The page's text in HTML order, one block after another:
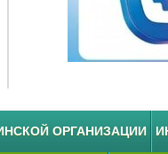
ОРГАНИЗАЦИИ